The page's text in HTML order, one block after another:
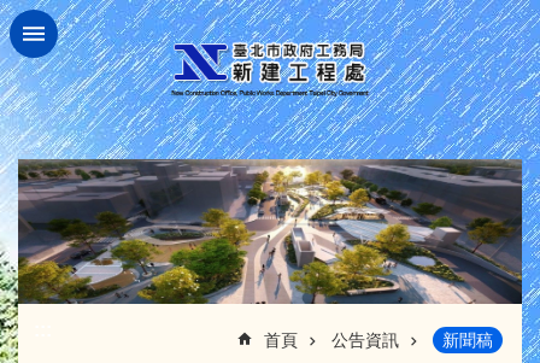
跳到主要內容區塊
首頁 公告資訊 新聞稿